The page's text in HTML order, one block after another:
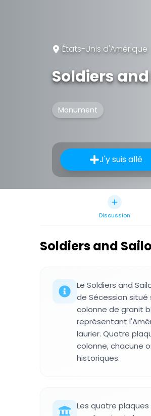
États-Unis d'Amérique
Soldiers
Monument
J'y suis allé
Discussion
Soldiers and
Le Soldiers and
de Sécession
colonne de granit
représentant
laurier. Quatre
colonne, chacune
historiques.
Les quatre